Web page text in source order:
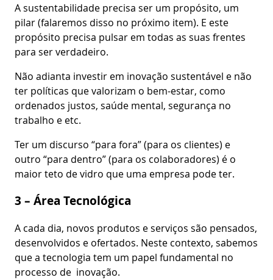
A sustentabilidade precisa ser um propósito, um
pilar (falaremos disso no próximo item). E este
propósito precisa pulsar em todas as suas frentes
para ser verdadeiro.
Não adianta investir em inovação sustentável e não
ter políticas que valorizam o bem-estar, como
ordenados justos, saúde mental, segurança no
trabalho e etc.
Ter um discurso “para fora” (para os clientes) e
outro “para dentro” (para os colaboradores) é o
maior teto de vidro que uma empresa pode ter.
3 – Área Tecnológica
A cada dia, novos produtos e serviços são pensados,
desenvolvidos e ofertados. Neste contexto, sabemos
que a tecnologia tem um papel fundamental no
processo de inovação.